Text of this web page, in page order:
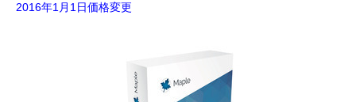
2016年1月1日価格変更